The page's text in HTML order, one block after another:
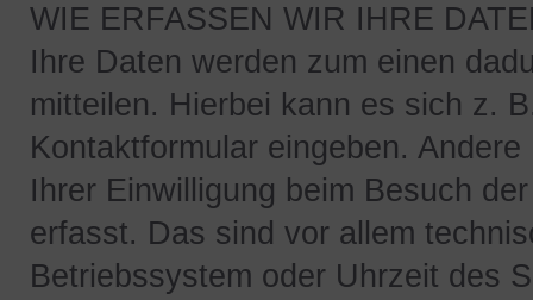
WIE ERFASSEN WIR IHRE
Ihre Daten werden zum einen
mitteilen. Hierbei kann es sich z.
Kontaktformular eingeben.
Ihrer Einwilligung beim Besuch
erfasst. Das sind vor allem
Betriebssystem oder Uhrzeit des